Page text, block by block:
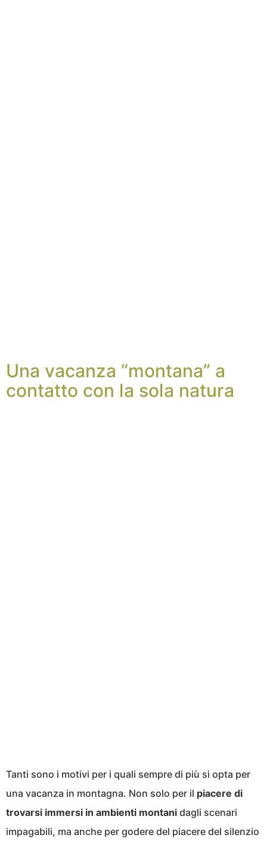
Una vacanza “montana” a
contatto con la sola natura
Tanti sono i motivi per i quali sempre di più si opta per
una vacanza in montagna. Non solo per il piacere di
trovarsi immersi in ambienti montani dagli scenari
impagabili, ma anche per godere del piacere del silenzio